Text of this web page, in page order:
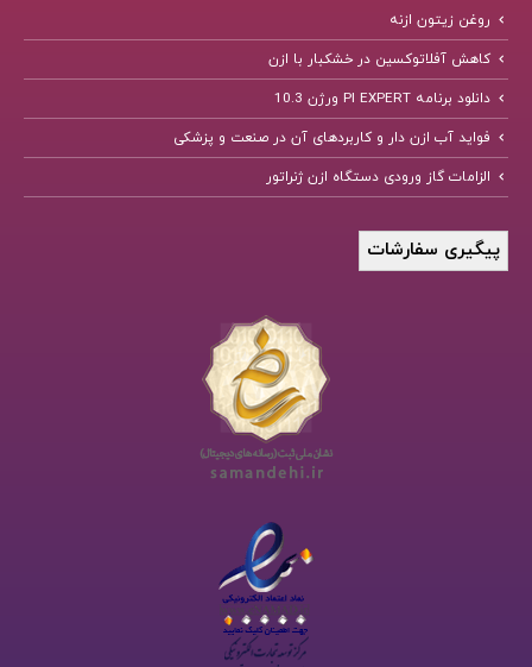
روغن زیتون ازنه
کاهش آفلاتوکسین در خشکبار با ازن
دانلود برنامه PI EXPERT ورژن 10.3
فواید آب ازن دار و کاربردهای آن در صنعت و پزشکی
الزامات گاز ورودی دستگاه ازن ژنراتور
پیگیری سفارشات